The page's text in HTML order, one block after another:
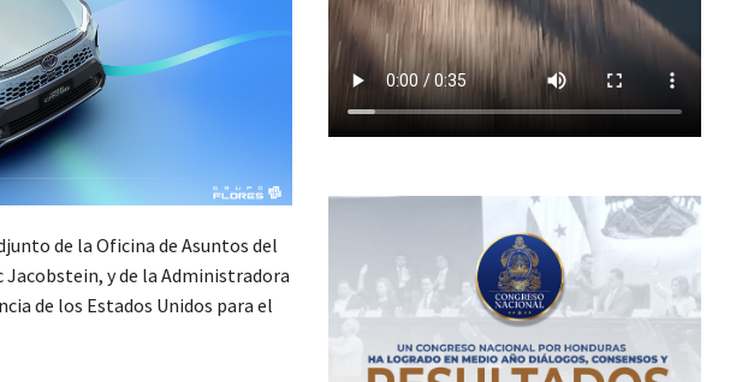
de la Oficina de Asuntos del
y de la Administradora
de los Estados Unidos para el